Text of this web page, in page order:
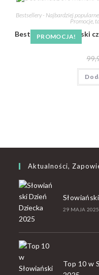
PROMOCJA!
Bestsellery - Najbardziej
Promocje,
Bestiariusz słowiański
Aktualności,
29 MAJA 2025
Top 10 w